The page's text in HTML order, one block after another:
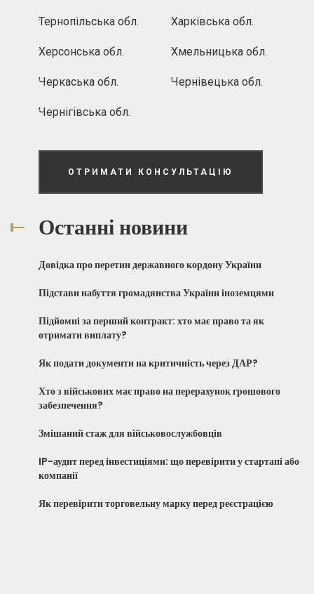
Тернопільська обл. Харківська обл.
Херсонська обл. Хмельницька обл.
Черкаська обл. Чернівецька обл.
Чернігівська обл.
ОТРИМАТИ КОНСУЛЬТАЦІЮ
Останні новини
Довідка про перетин державного кордону України
Підстави набуття громадянства України іноземцями
Підйомні за перший контракт: хто має право та як
отримати виплату?
Як подати документи на критичність через ДАР?
Хто з військових має право на перерахунок грошового
забезпечення?
Змішаний стаж для військовослужбовців
IP-аудит перед інвестиціями: що перевірити у стартапі або
компанії
Як перевірити торговельну марку перед реєстрацією